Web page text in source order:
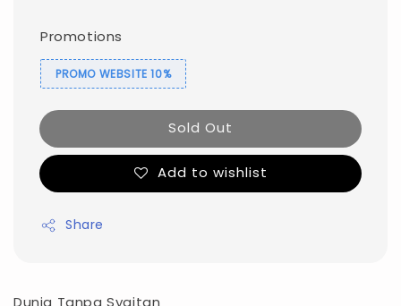
Promotions
PROMO WEBSITE 10%
Sold Out
Add to wishlist
Share
Dunia Tanpa Syaitan